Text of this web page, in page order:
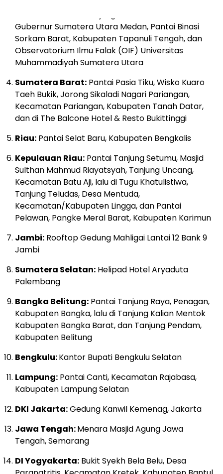
Gubernur Sumatera Utara Medan, Pantai Binasi
Sorkam Barat, Kabupaten Tapanuli Tengah, dan
Observatorium Ilmu Falak (OIF) Universitas
Muhammadiyah Sumatera Utara
Sumatera Barat: Pantai Pasia Tiku, Wisko Kuaro
Taeh Bukik, Jorong Sikaladi Nagari Pariangan,
Kecamatan Pariangan, Kabupaten Tanah Datar,
dan di The Balcone Hotel & Resto Bukittinggi
Riau: Pantai Selat Baru, Kabupaten Bengkalis
Kepulauan Riau: Pantai Tanjung Setumu, Masjid
Sulthan Mahmud Riayatsyah, Tanjung Uncang,
Kecamatan Batu Aji, lalu di Tugu Khatulistiwa,
Tanjung Teludas, Desa Mentuda,
Kecamatan/Kabupaten Lingga, dan Pantai
Pelawan, Pangke Meral Barat, Kabupaten Karimun
Jambi: Rooftop Gedung Mahligai Lantai 12 Bank 9
Jambi
Sumatera Selatan: Helipad Hotel Aryaduta
Palembang
Bangka Belitung: Pantai Tanjung Raya, Penagan,
Kabupaten Bangka, lalu di Tanjung Kalian Mentok
Kabupaten Bangka Barat, dan Tanjung Pendam,
Kabupaten Belitung
Bengkulu:Kantor Bupati Bengkulu Selatan
Lampung: Pantai Canti, Kecamatan Rajabasa,
Kabupaten Lampung Selatan
DKI Jakarta:Gedung Kanwil Kemenag, Jakarta
Jawa Tengah:Menara Masjid Agung Jawa
Tengah, Semarang
DI Yogyakarta: Bukit Syekh Bela Belu, Desa